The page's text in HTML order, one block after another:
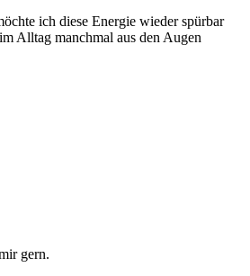
ich diese Energie wieder spürbar
Alltag manchmal aus den Augen
gern.